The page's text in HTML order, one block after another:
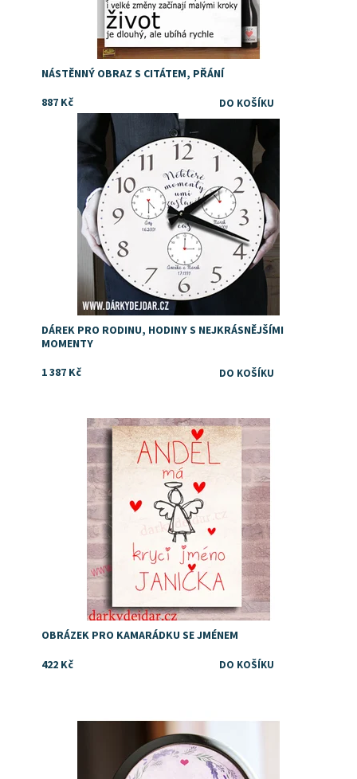
NÁSTĚNNÝ OBRAZ S CITÁTEM, PŘÁNÍ
887 Kč
Dostupnost:
Skladem
Značka:
DejDar
DÁREK PRO RODINU, HODINY S NEJKRÁSNĚJŠÍMI
MOMENTY
1 387 Kč
Dostupnost: Skladem
OBRÁZEK PRO KAMARÁDKU SE JMÉNEM
422 Kč